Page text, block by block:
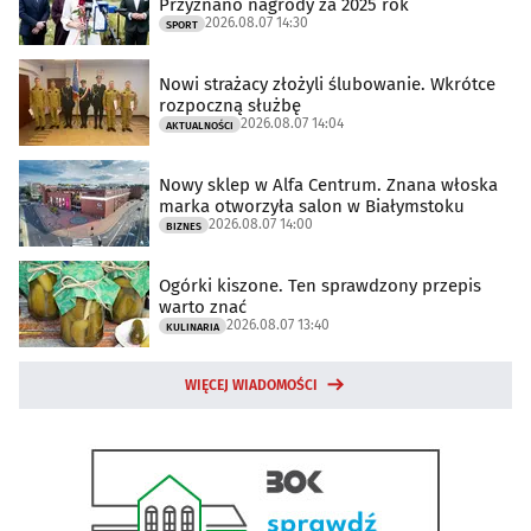
Przyznano nagrody za 2025 rok
SPORT 2026.08.07 14:30
Nowi strażacy złożyli ślubowanie. Wkrótce
rozpoczną służbę
AKTUALNOŚCI 2026.08.07 14:04
Nowy sklep w Alfa Centrum. Znana włoska
marka otworzyła salon w Białymstoku
BIZNES 2026.08.07 14:00
Ogórki kiszone. Ten sprawdzony przepis
warto znać
KULINARIA 2026.08.07 13:40
WIĘCEJ WIADOMOŚCI